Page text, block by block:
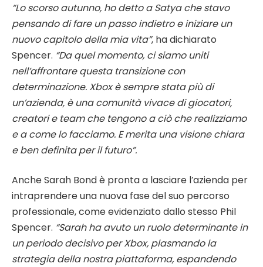
“Lo scorso autunno, ho detto a Satya che stavo
pensando di fare un passo indietro e iniziare un
nuovo capitolo della mia vita”, ha dichiarato
Spencer. “Da quel momento, ci siamo uniti
nell’affrontare questa transizione con
determinazione. Xbox è sempre stata più di
un’azienda, è una comunità vivace di giocatori,
creatori e team che tengono a ciò che realizziamo
e a come lo facciamo. E merita una visione chiara
e ben definita per il futuro”.
Anche Sarah Bond è pronta a lasciare l’azienda per
intraprendere una nuova fase del suo percorso
professionale, come evidenziato dallo stesso Phil
Spencer. “Sarah ha avuto un ruolo determinante in
un periodo decisivo per Xbox, plasmando la
strategia della nostra piattaforma, espandendo